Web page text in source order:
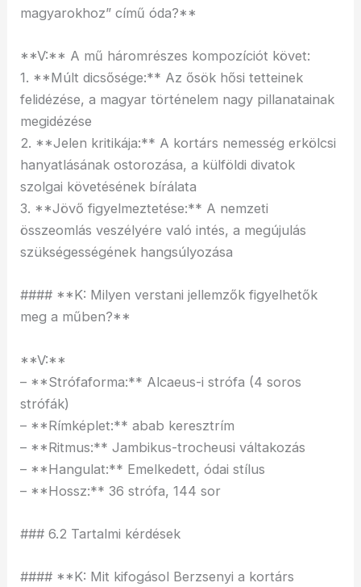
magyarokhoz” című óda?**
**V:** A mű háromrészes kompozíciót követ:
1. **Múlt dicsősége:** Az ősök hősi tetteinek
felidézése, a magyar történelem nagy pillanatainak
megidézése
2. **Jelen kritikája:** A kortárs nemesség erkölcsi
hanyatlásának ostorozása, a külföldi divatok
szolgai követésének bírálata
3. **Jövő figyelmeztetése:** A nemzeti
összeomlás veszélyére való intés, a megújulás
szükségességének hangsúlyozása
#### **K: Milyen verstani jellemzők figyelhetők
meg a műben?**
**V:**
– **Strófaforma:** Alcaeus-i strófa (4 soros
strófák)
– **Rímképlet:** abab keresztrím
– **Ritmus:** Jambikus-trocheusi váltakozás
– **Hangulat:** Emelkedett, ódai stílus
– **Hossz:** 36 strófa, 144 sor
### 6.2 Tartalmi kérdések
#### **K: Mit kifogásol Berzsenyi a kortárs